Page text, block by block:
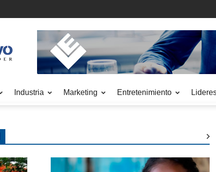
Industria Marketing Entretenimiento